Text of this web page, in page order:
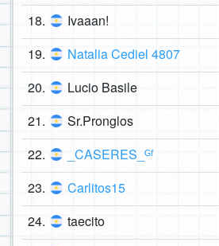
18. Ivaaan!
19. Natalia Cediel 4807
20. Lucio Basile
21. Sr.Pronglos
22. _CASERES_ᴳᶠ
23. Carlitos15
24. taecito